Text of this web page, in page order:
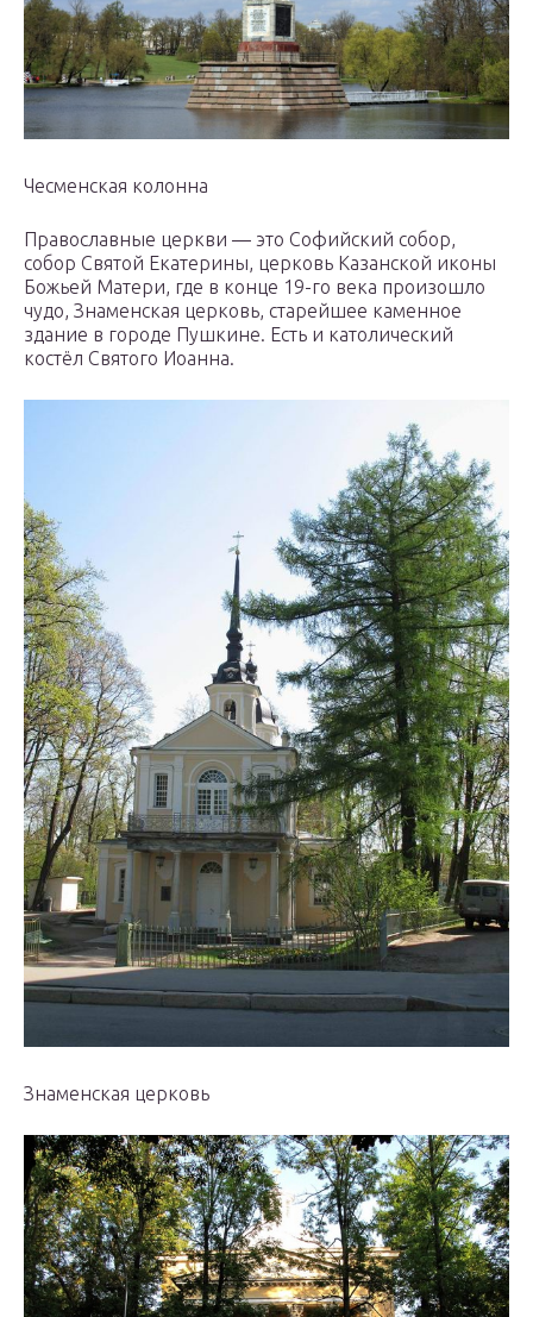
Чесменская колонна
Православные церкви — это Софийский собор,
собор Святой Екатерины, церковь Казанской иконы
Божьей Матери, где в конце 19-го века произошло
чудо, Знаменская церковь, старейшее каменное
здание в городе Пушкине. Есть и католический
костёл Святого Иоанна.
Знаменская церковь